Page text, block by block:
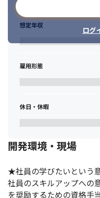
ログ
想定年収
雇用形態
休日・休暇
開発環境・現場
★社員の学びたいという
社員のスキルアップへの
を奨励するための資格手